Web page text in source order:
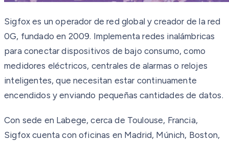
Sigfox es un operador de red global y creador de la red
0G, fundado en 2009. Implementa redes inalámbricas
para conectar dispositivos de bajo consumo, como
medidores eléctricos, centrales de alarmas o relojes
inteligentes, que necesitan estar continuamente
encendidos y enviando pequeñas cantidades de datos.
Con sede en Labege, cerca de Toulouse, Francia,
Sigfox cuenta con oficinas en Madrid, Múnich, Boston,